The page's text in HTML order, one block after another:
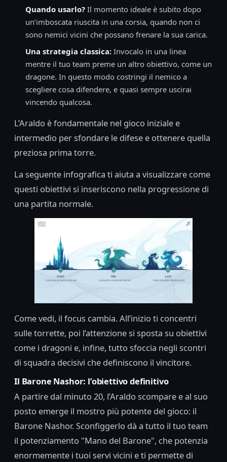
Quando usarlo? Il momento ideale è subito dopo
un’imboscata riuscita in una corsia, quando non ci
sono nemici vicini che possano frenare la sua carica.
Una strategia classica: Invocalo in una linea
mentre il tuo team preme un altro obiettivo, come un
dragone. In questo modo costringi il nemico a
scegliere cosa difendere, e quasi sempre uscirai
vincendo qualcosa.
L’Araldo è fondamentale nel gioco iniziale e
intermedio per sfondare le difese e ottenere quella
preziosa prima torre.
La seguente infografica ti aiuta a visualizzare come
questi obiettivi si inseriscono nella progressione di
una partita normale.
Come vedi, il focus cambia. All’inizio ti concentri
sulle torrette, poi l’attenzione si sposta su obiettivi
come i dragoni e, infine, tutto sfoccia negli scontri
di squadra decisivi che definiscono il vincitore.
Il Barone Nashor: l’obiettivo definitivo
A partire dal minuto 20, l’Araldo scompare e al suo
posto emerge il mostro più potente del gioco: il
Barone Nashor. Sconfiggerlo dà a tutto il tuo team
il potenziamento "Mano del Barone", che potenzia
enormemente i tuoi servi vicini e ti permette di